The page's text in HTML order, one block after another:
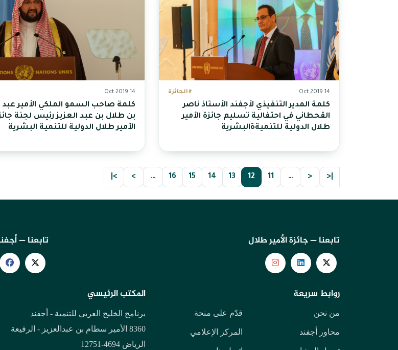
14 Oct 2019 #الجائزة
كلمة المدير التنفيذي لأجفند الأستاذ ناصر
القحطاني في احتفالية تسليم جائزة الأمير
طلال الدولية للتنميةةالبشرية
14 Oct 2019
كلمة صاحب السمو الملكي الأمير عبد
بن طلال بن عبد العزيز رئيس لجنة
الأمير طلال الدولية للتنمية البشرية
|<
<
…
11
12
13
14
15
16
…
>
>|
تابعنا — جائزة الأمير طلال تابعنا —
روابط سريعة
من نحن
محاور أجفند
قدّم على منحة
المركز الإعلامي
المكتب الرئيسي
برنامج الخليج العربي للتنمية - أجفند
8360 الأمير سطام بن عبدالعزيز - الرفيعة
الرياض 4694-12751